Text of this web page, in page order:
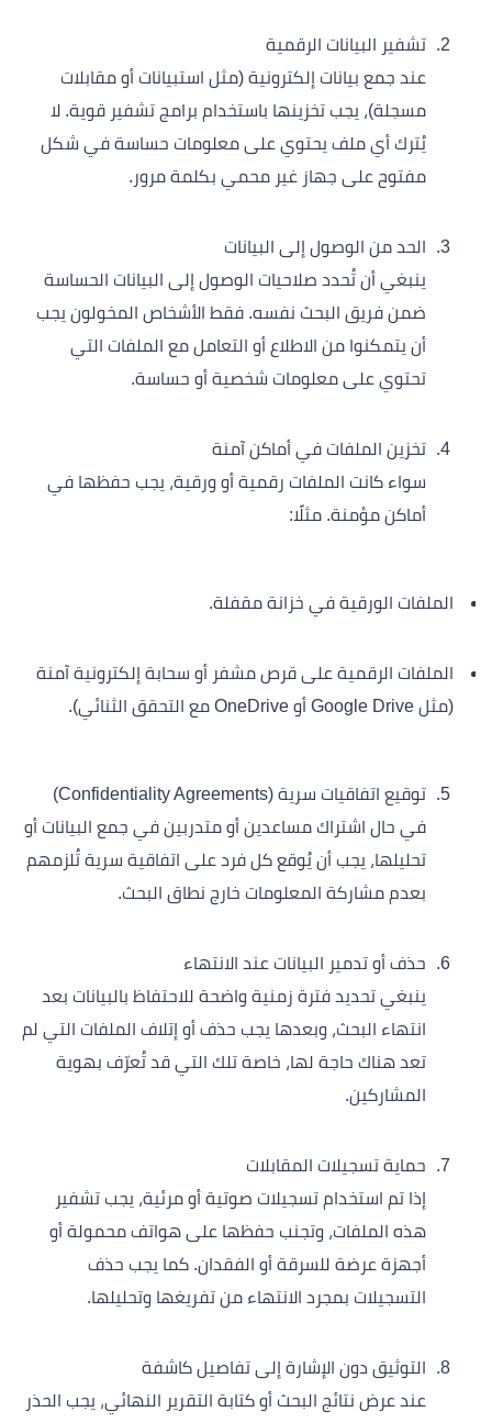
تشفير البيانات الرقمية
عند جمع بيانات إلكترونية (مثل استبيانات أو مقابلات
مسجلة)، يجب تخزينها باستخدام برامج تشفير قوية. لا
يُترك أي ملف يحتوي على معلومات حساسة في شكل
مفتوح على جهاز غير محمي بكلمة مرور.
الحد من الوصول إلى البيانات
ينبغي أن تُحدد صلاحيات الوصول إلى البيانات الحساسة
ضمن فريق البحث نفسه. فقط الأشخاص المخولون يجب
أن يتمكنوا من الاطلاع أو التعامل مع الملفات التي
تحتوي على معلومات شخصية أو حساسة.
تخزين الملفات في أماكن آمنة
سواء كانت الملفات رقمية أو ورقية، يجب حفظها في
أماكن مؤمنة. مثلًا:
الملفات الورقية في خزانة مقفلة.
الملفات الرقمية على قرص مشفر أو سحابة إلكترونية آمنة
(مثل Google Drive أو OneDrive مع التحقق الثنائي).
توقيع اتفاقيات سرية (Confidentiality Agreements)
في حال اشتراك مساعدين أو متدربين في جمع البيانات أو
تحليلها، يجب أن يُوقع كل فرد على اتفاقية سرية تُلزمهم
بعدم مشاركة المعلومات خارج نطاق البحث.
حذف أو تدمير البيانات عند الانتهاء
ينبغي تحديد فترة زمنية واضحة للاحتفاظ بالبيانات بعد
انتهاء البحث، وبعدها يجب حذف أو إتلاف الملفات التي لم
تعد هناك حاجة لها، خاصة تلك التي قد تُعرّف بهوية
المشاركين.
حماية تسجيلات المقابلات
إذا تم استخدام تسجيلات صوتية أو مرئية، يجب تشفير
هذه الملفات، وتجنب حفظها على هواتف محمولة أو
أجهزة عرضة للسرقة أو الفقدان. كما يجب حذف
التسجيلات بمجرد الانتهاء من تفريغها وتحليلها.
التوثيق دون الإشارة إلى تفاصيل كاشفة
عند عرض نتائج البحث أو كتابة التقرير النهائي، يجب الحذر